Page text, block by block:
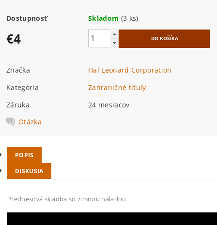
Dostupnosť Skladom (3 ks)
€4
Značka
Hal Leonard Corporation
Kategória
Zahraničné tituly
Záruka
24 mesiacov
Otázka
POPIS
DISKUSIA
Prednesová skladba so zimnou náladou.